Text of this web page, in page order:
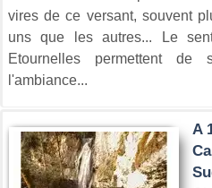
vires de ce versant, souvent
uns que les autres... Le
Etournelles permettent
l'ambiance...
A